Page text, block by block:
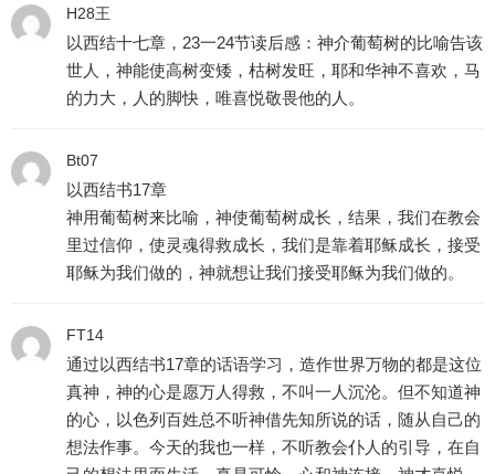
H28王
以西结十七章，23一24节读后感：神介葡萄树的比喻告该
世人，神能使高树变矮，枯树发旺，耶和华神不喜欢，马
的力大，人的脚快，唯喜悦敬畏他的人。
Bt07
以西结书17章
神用葡萄树来比喻，神使葡萄树成长，结果，我们在教会
里过信仰，使灵魂得救成长，我们是靠着耶稣成长，接受
耶稣为我们做的，神就想让我们接受耶稣为我们做的。
FT14
通过以西结书17章的话语学习，造作世界万物的都是这位
真神，神的心是愿万人得救，不叫一人沉沦。但不知道神
的心，以色列百姓总不听神借先知所说的话，随从自己的
想法作事。今天的我也一样，不听教会仆人的引导，在自